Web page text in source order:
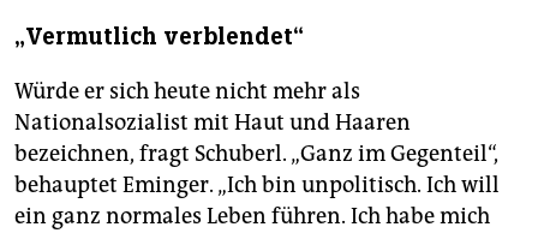
„Vermutlich verblendet“
Würde er sich heute nicht mehr als
Nationalsozialist mit Haut und Haaren
bezeichnen, fragt Schuberl. „Ganz im Gegenteil“,
behauptet Eminger. „Ich bin unpolitisch. Ich will
ein ganz normales Leben führen. Ich habe mich